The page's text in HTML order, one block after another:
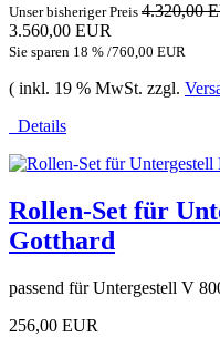
Unser bisheriger Preis 4.320,00
3.560,00 EUR
Sie sparen 18 % /760,00 EUR
( inkl. 19 % MwSt. zzgl.
Details
Rollen-Set für
Gotthard
passend für Untergestell V
256,00 EUR